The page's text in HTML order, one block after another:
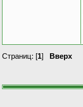
Страниц: [1] Вверх